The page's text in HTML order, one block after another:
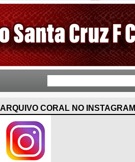
ARQUIVO CORAL NO INSTAGRAM